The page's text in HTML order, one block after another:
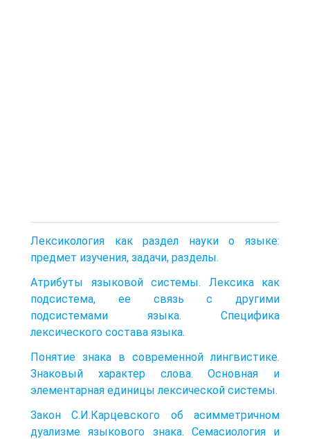
Лексикология как раздел науки о языке:
предмет изучения, задачи, разделы.
Атрибуты языковой системы. Лексика как
подсистема, ее связь с другими
подсистемами языка. Специфика
лексического состава языка.
Понятие знака в современной лингвистике.
Знаковый характер слова. Основная и
элементарная единицы лексической системы.
Закон С.И.Карцевского об асимметричном
дуализме языкового знака. Семасиология и